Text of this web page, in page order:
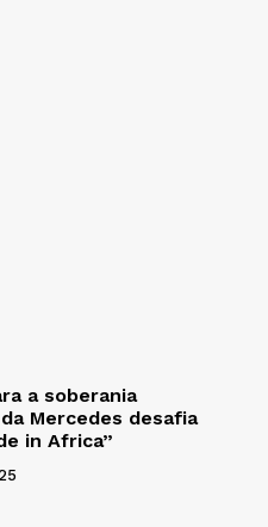
a soberania
Mercedes desafia
in Africa”